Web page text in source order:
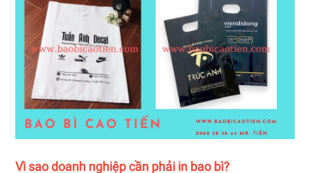
Vì sao doanh nghiệp cần phải in bao bì?